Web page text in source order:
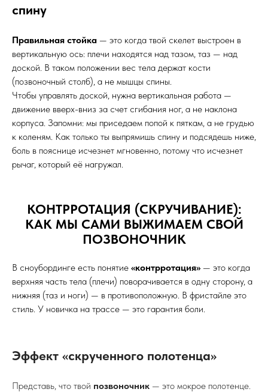
спину
Правильная стойка — это когда твой скелет выстроен в
вертикальную ось: плечи находятся над тазом, таз — над
доской. В таком положении вес тела держат кости
(позвоночный столб), а не мышцы спины.
Чтобы управлять доской, нужна вертикальная работа —
движение вверх-вниз за счет сгибания ног, а не наклона
корпуса. Запомни: мы приседаем попой к пяткам, а не грудью
к коленям. Как только ты выпрямишь спину и подсядешь ниже,
боль в пояснице исчезнет мгновенно, потому что исчезнет
рычаг, который её нагружал.
КОНТРРОТАЦИЯ (СКРУЧИВАНИЕ):
КАК МЫ САМИ ВЫЖИМАЕМ СВОЙ
ПОЗВОНОЧНИК
В сноубординге есть понятие «контрротация» — это когда
верхняя часть тела (плечи) поворачивается в одну сторону, а
нижняя (таз и ноги) — в противоположную. В фристайле это
стиль. У новичка на трассе — это гарантия боли.
Эффект «скрученного полотенца»
Представь, что твой позвоночник — это мокрое полотенце.